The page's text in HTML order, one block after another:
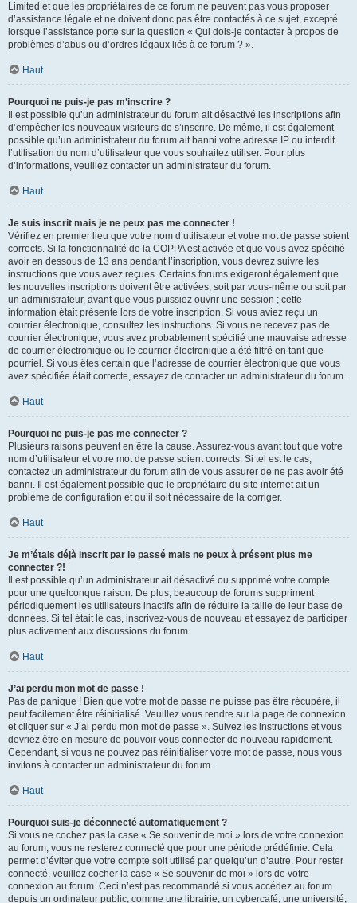
Limited et que les propriétaires de ce forum ne peuvent pas vous proposer
d’assistance légale et ne doivent donc pas être contactés à ce sujet, excepté
lorsque l’assistance porte sur la question « Qui dois-je contacter à propos de
problèmes d’abus ou d’ordres légaux liés à ce forum ? ».
Haut
Pourquoi ne puis-je pas m’inscrire ?
Il est possible qu’un administrateur du forum ait désactivé les inscriptions afin
d’empêcher les nouveaux visiteurs de s’inscrire. De même, il est également
possible qu’un administrateur du forum ait banni votre adresse IP ou interdit
l’utilisation du nom d’utilisateur que vous souhaitez utiliser. Pour plus
d’informations, veuillez contacter un administrateur du forum.
Haut
Je suis inscrit mais je ne peux pas me connecter !
Vérifiez en premier lieu que votre nom d’utilisateur et votre mot de passe soient
corrects. Si la fonctionnalité de la COPPA est activée et que vous avez spécifié
avoir en dessous de 13 ans pendant l’inscription, vous devrez suivre les
instructions que vous avez reçues. Certains forums exigeront également que
les nouvelles inscriptions doivent être activées, soit par vous-même ou soit par
un administrateur, avant que vous puissiez ouvrir une session ; cette
information était présente lors de votre inscription. Si vous aviez reçu un
courrier électronique, consultez les instructions. Si vous ne recevez pas de
courrier électronique, vous avez probablement spécifié une mauvaise adresse
de courrier électronique ou le courrier électronique a été filtré en tant que
pourriel. Si vous êtes certain que l’adresse de courrier électronique que vous
avez spécifiée était correcte, essayez de contacter un administrateur du forum.
Haut
Pourquoi ne puis-je pas me connecter ?
Plusieurs raisons peuvent en être la cause. Assurez-vous avant tout que votre
nom d’utilisateur et votre mot de passe soient corrects. Si tel est le cas,
contactez un administrateur du forum afin de vous assurer de ne pas avoir été
banni. Il est également possible que le propriétaire du site internet ait un
problème de configuration et qu’il soit nécessaire de la corriger.
Haut
Je m’étais déjà inscrit par le passé mais ne peux à présent plus me
connecter ?!
Il est possible qu’un administrateur ait désactivé ou supprimé votre compte
pour une quelconque raison. De plus, beaucoup de forums suppriment
périodiquement les utilisateurs inactifs afin de réduire la taille de leur base de
données. Si tel était le cas, inscrivez-vous de nouveau et essayez de participer
plus activement aux discussions du forum.
Haut
J’ai perdu mon mot de passe !
Pas de panique ! Bien que votre mot de passe ne puisse pas être récupéré, il
peut facilement être réinitialisé. Veuillez vous rendre sur la page de connexion
et cliquer sur « J’ai perdu mon mot de passe ». Suivez les instructions et vous
devriez être en mesure de pouvoir vous connecter de nouveau rapidement.
Cependant, si vous ne pouvez pas réinitialiser votre mot de passe, nous vous
invitons à contacter un administrateur du forum.
Haut
Pourquoi suis-je déconnecté automatiquement ?
Si vous ne cochez pas la case « Se souvenir de moi » lors de votre connexion
au forum, vous ne resterez connecté que pour une période prédéfinie. Cela
permet d’éviter que votre compte soit utilisé par quelqu’un d’autre. Pour rester
connecté, veuillez cocher la case « Se souvenir de moi » lors de votre
connexion au forum. Ceci n’est pas recommandé si vous accédez au forum
depuis un ordinateur public, comme une librairie, un cybercafé, une université,